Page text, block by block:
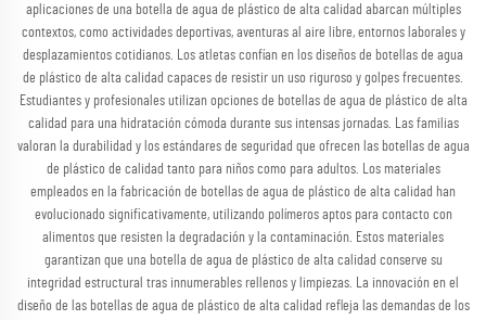
aplicaciones de una botella de agua de plástico de alta calidad abarcan múltiples
contextos, como actividades deportivas, aventuras al aire libre, entornos laborales y
desplazamientos cotidianos. Los atletas confían en los diseños de botellas de agua
de plástico de alta calidad capaces de resistir un uso riguroso y golpes frecuentes.
Estudiantes y profesionales utilizan opciones de botellas de agua de plástico de alta
calidad para una hidratación cómoda durante sus intensas jornadas. Las familias
valoran la durabilidad y los estándares de seguridad que ofrecen las botellas de agua
de plástico de calidad tanto para niños como para adultos. Los materiales
empleados en la fabricación de botellas de agua de plástico de alta calidad han
evolucionado significativamente, utilizando polímeros aptos para contacto con
alimentos que resisten la degradación y la contaminación. Estos materiales
garantizan que una botella de agua de plástico de alta calidad conserve su
integridad estructural tras innumerables rellenos y limpiezas. La innovación en el
diseño de las botellas de agua de plástico de alta calidad refleja las demandas de los